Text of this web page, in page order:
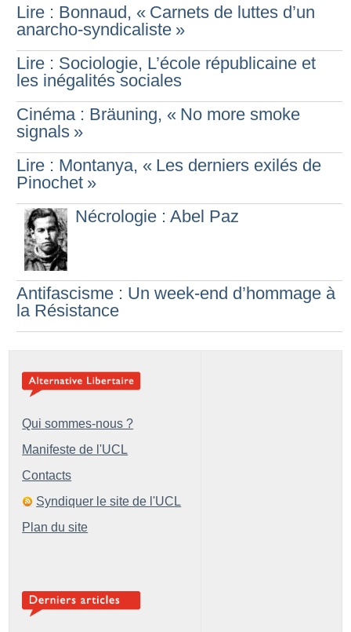
Lire : Bonnaud, « Carnets de luttes d’un
anarcho-syndicaliste »
Lire : Sociologie, L’école républicaine et
les inégalités sociales
Cinéma : Bräuning, « No more smoke
signals »
Lire : Montanya, « Les derniers exilés de
Pinochet »
Nécrologie : Abel Paz
Antifascisme : Un week-end d’hommage à
la Résistance
Qui sommes-nous ?
Manifeste de l'UCL
Contacts
Syndiquer le site de l'UCL
Plan du site